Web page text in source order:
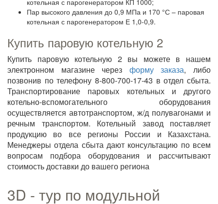
котельная с парогенератором КП 1000;
Пар высокого давления до 0,9 МПа и 170 °С – паровая
котельная с парогенератором Е 1,0-0,9.
Купить паровую котельную 2
Купить паровую котельную 2 вы можете в нашем
электронном магазине через форму заказа, либо
позвонив по телефону 8-800-700-17-43 в отдел сбыта.
Транспортирование паровых котельных и другого
котельно-вспомогательного оборудования
осуществляется автотранспортом, ж/д полувагонами и
речным транспортом. Котельный завод поставляет
продукцию во все регионы России и Казахстана.
Менеджеры отдела сбыта дают консультацию по всем
вопросам подбора оборудования и рассчитывают
стоимость доставки до вашего региона
3D - тур по модульной